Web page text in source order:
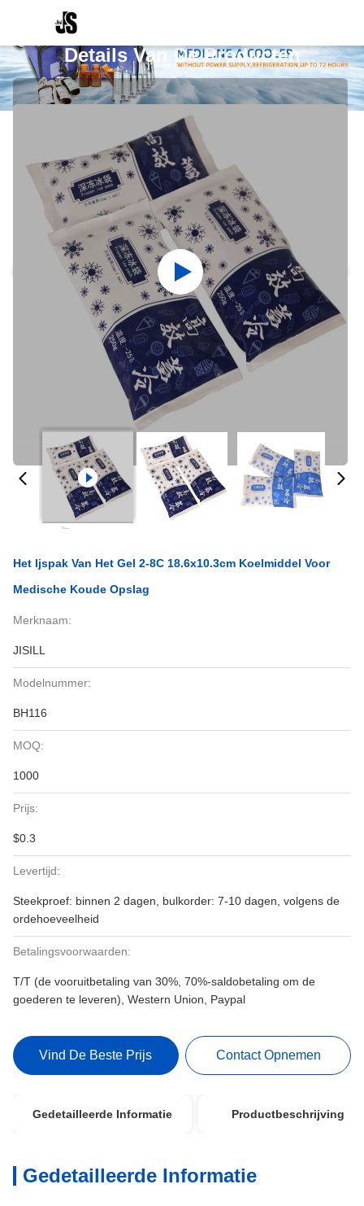
Details Van De Producten
Het Ijspak Van Het Gel 2-8C 18.6x10.3cm Koelmiddel Voor
Medische Koude Opslag
Merknaam:
JISILL
Modelnummer:
BH116
MOQ:
1000
Prijs:
$0.3
Levertijd:
Steekproef: binnen 2 dagen, bulkorder: 7-10 dagen, volgens de
ordehoeveelheid
Betalingsvoorwaarden:
T/T (de vooruitbetaling van 30%, 70%-saldobetaling om de
goederen te leveren), Western Union, Paypal
Vind De Beste Prijs Contact Opnemen
Gedetailleerde Informatie Productbeschrijving
Gedetailleerde Informatie